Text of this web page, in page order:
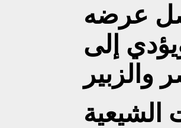
ويصل عرضه
إلى
الشيعية